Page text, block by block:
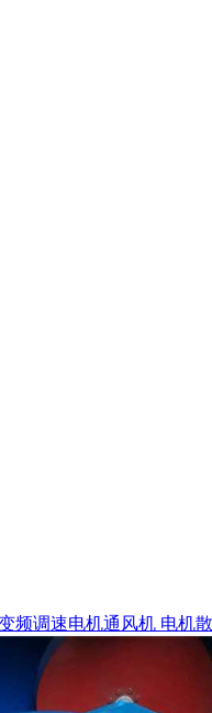
频调速电机通风机 电机